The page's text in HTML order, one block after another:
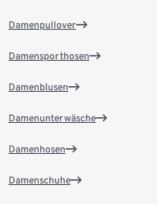
Damenpullover
Damensporthosen
Damenblusen
Damenunterwäsche
Damenhosen
Damenschuhe